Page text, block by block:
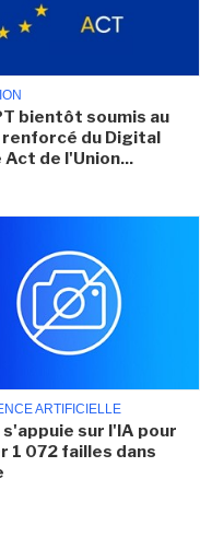
bientôt soumis au
du Digital
de l'Union...
ARTIFICIELLE
sur l'IA pour
1 072 failles dans